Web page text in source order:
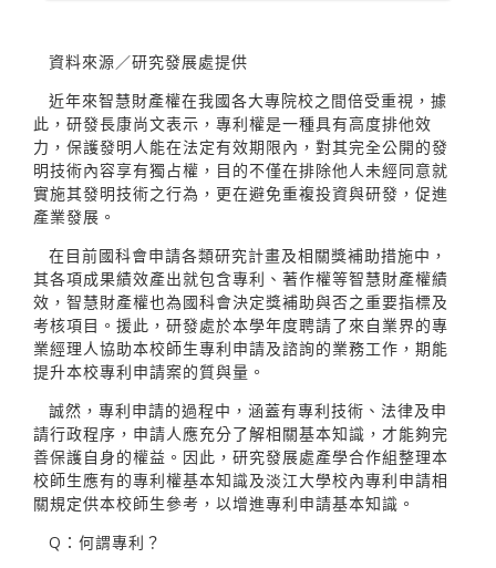
資料來源／研究發展處提供
近年來智慧財產權在我國各大專院校之間倍受重視，據
此，研發長康尚文表示，專利權是一種具有高度排他效
力，保護發明人能在法定有效期限內，對其完全公開的發
明技術內容享有獨占權，目的不僅在排除他人未經同意就
實施其發明技術之行為，更在避免重複投資與研發，促進
產業發展。
在目前國科會申請各類研究計畫及相關獎補助措施中，
其各項成果績效產出就包含專利、著作權等智慧財產權績
效，智慧財產權也為國科會決定獎補助與否之重要指標及
考核項目。援此，研發處於本學年度聘請了來自業界的專
業經理人協助本校師生專利申請及諮詢的業務工作，期能
提升本校專利申請案的質與量。
誠然，專利申請的過程中，涵蓋有專利技術、法律及申
請行政程序，申請人應充分了解相關基本知識，才能夠完
善保護自身的權益。因此，研究發展處產學合作組整理本
校師生應有的專利權基本知識及淡江大學校內專利申請相
關規定供本校師生參考，以增進專利申請基本知識。
Q：何謂專利？